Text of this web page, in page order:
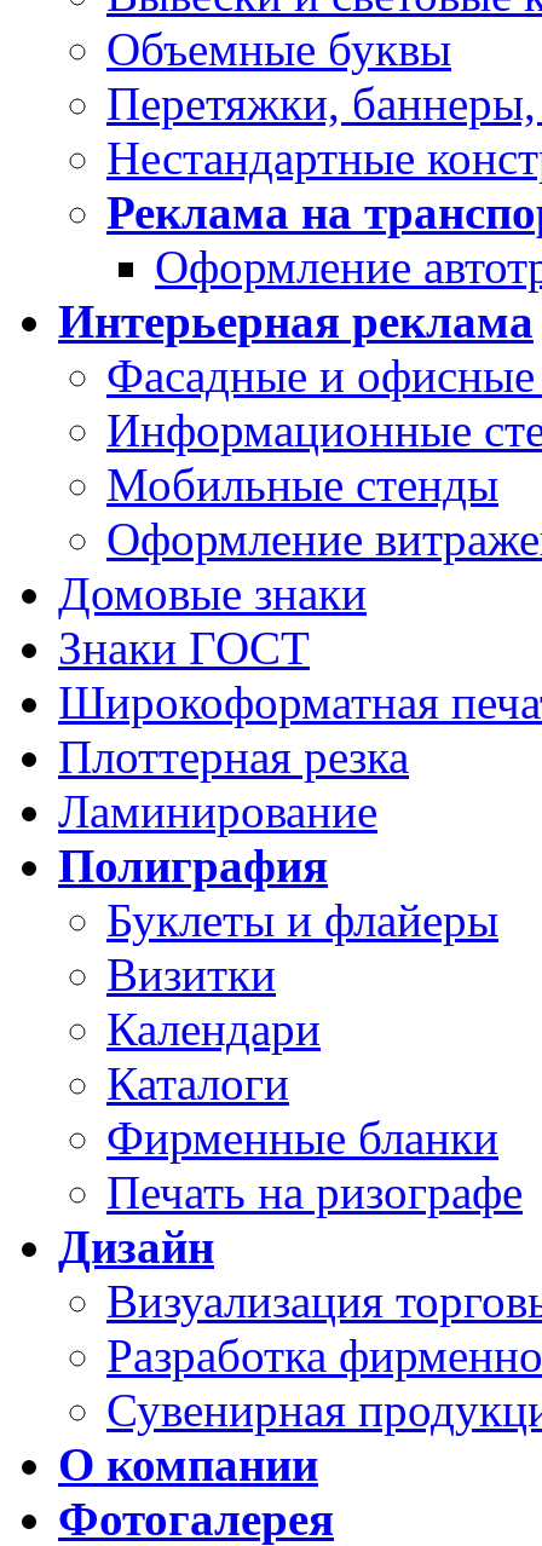
Объемные буквы
Перетяжки,
Нестандартные
Реклама на
Оформление
Интерьерная реклама
Фасадные и офисные
Информационные
Мобильные стенды
Оформление
Домовые знаки
Знаки ГОСТ
Широкоформатная
Плоттерная резка
Ламинирование
Полиграфия
Буклеты и флайеры
Визитки
Календари
Каталоги
Фирменные бланки
Печать на ризографе
Дизайн
Визуализация
Разработка
Сувенирная
О компании
Фотогалерея